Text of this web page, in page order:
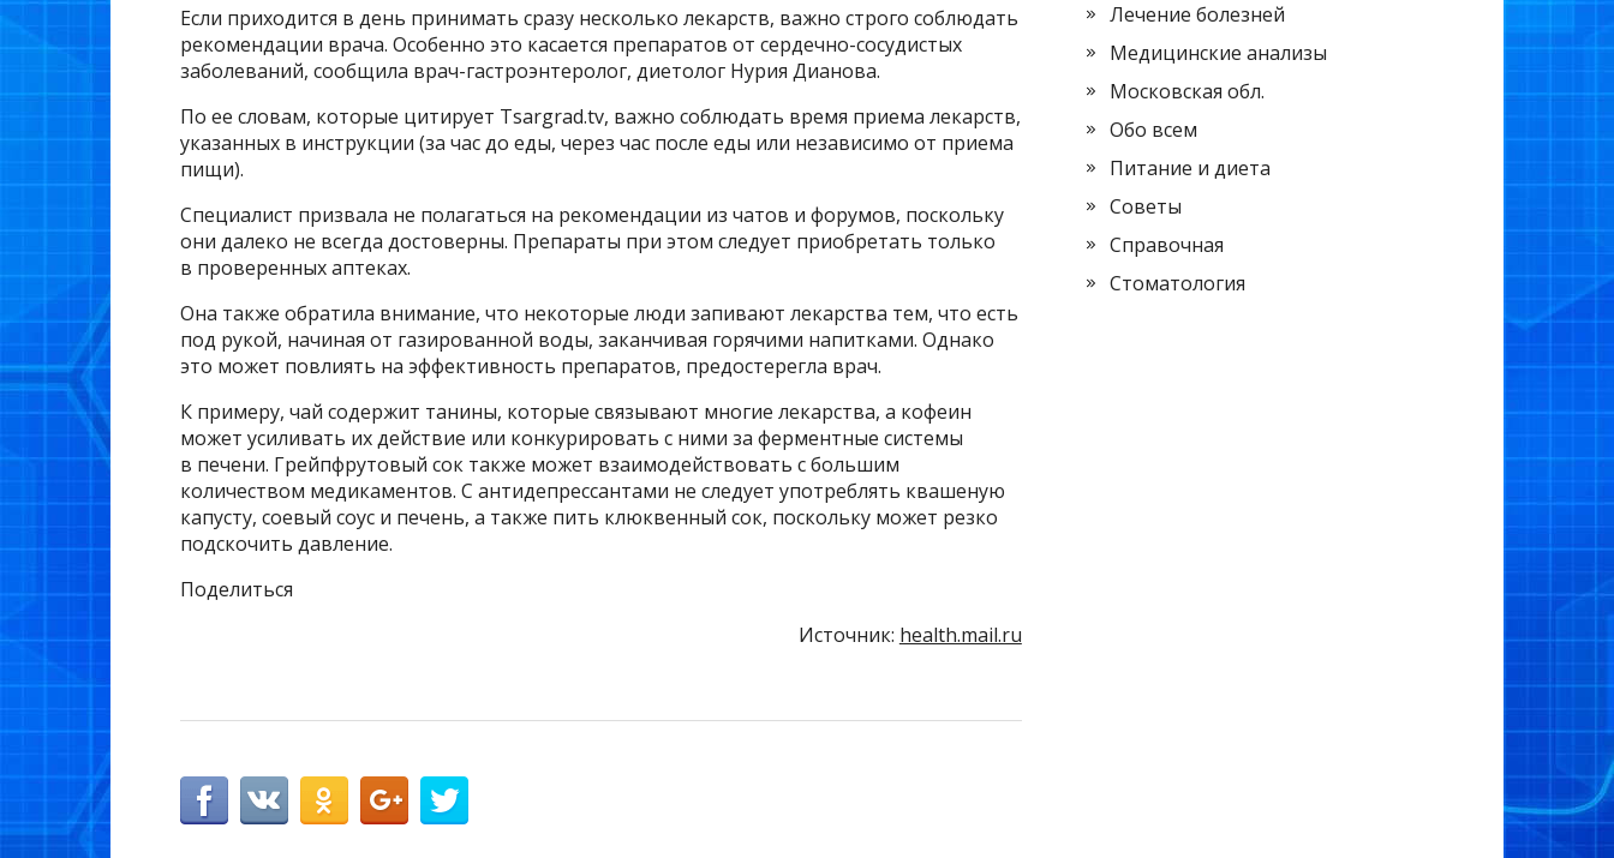
Если приходится в день принимать сразу несколько лекарств, важно строго соблюдать
рекомендации врача. Особенно это касается препаратов от сердечно-сосудистых
заболеваний, сообщила врач-гастроэнтеролог, диетолог Нурия Дианова.
По ее словам, которые цитирует Tsargrad.tv, важно соблюдать время приема лекарств,
указанных в инструкции (за час до еды, через час после еды или независимо от приема
пищи).
Специалист призвала не полагаться на рекомендации из чатов и форумов, поскольку
они далеко не всегда достоверны. Препараты при этом следует приобретать только
в проверенных аптеках.
Она также обратила внимание, что некоторые люди запивают лекарства тем, что есть
под рукой, начиная от газированной воды, заканчивая горячими напитками. Однако
это может повлиять на эффективность препаратов, предостерегла врач.
К примеру, чай содержит танины, которые связывают многие лекарства, а кофеин
может усиливать их действие или конкурировать с ними за ферментные системы
в печени. Грейпфрутовый сок также может взаимодействовать с большим
количеством медикаментов. С антидепрессантами не следует употреблять квашеную
капусту, соевый соус и печень, а также пить клюквенный сок, поскольку может резко
подскочить давление.
Поделиться
Источник: health.mail.ru
Лечение болезней
Медицинские анализы
Московская обл.
Обо всем
Питание и диета
Советы
Справочная
Стоматология